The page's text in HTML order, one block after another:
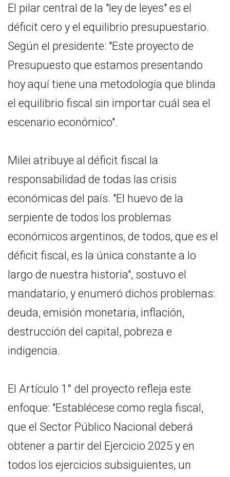
El pilar central de la "ley de leyes" es el
déficit cero y el equilibrio presupuestario.
Según el presidente: "Este proyecto de
Presupuesto que estamos presentando
hoy aquí tiene una metodología que blinda
el equilibrio fiscal sin importar cuál sea el
escenario económico".
Milei atribuye al déficit fiscal la
responsabilidad de todas las crisis
económicas del país. "El huevo de la
serpiente de todos los problemas
económicos argentinos, de todos, que es el
déficit fiscal, es la única constante a lo
largo de nuestra historia", sostuvo el
mandatario, y enumeró dichos problemas:
deuda, emisión monetaria, inflación,
destrucción del capital, pobreza e
indigencia.
El Artículo 1° del proyecto refleja este
enfoque: "Establécese como regla fiscal,
que el Sector Público Nacional deberá
obtener a partir del Ejercicio 2025 y en
todos los ejercicios subsiguientes, un